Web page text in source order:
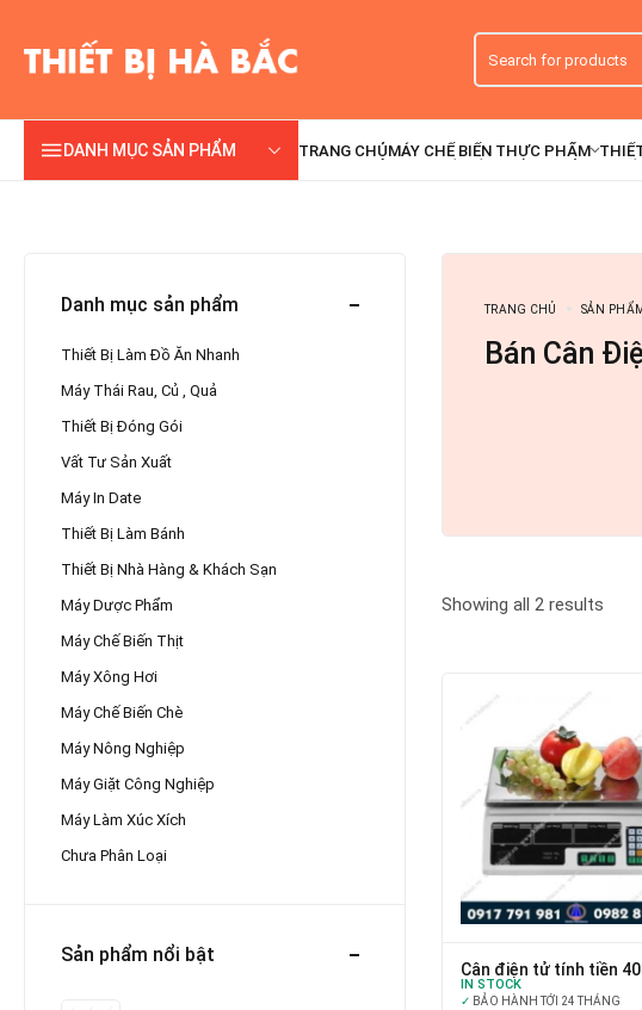
DANH MỤC SẢN PHẨM
Danh mục sản phẩm
Thiết Bị Làm Đồ Ăn Nhanh
Máy Thái Rau, Củ , Quả
Thiết Bị Đóng Gói
Vất Tư Sản Xuất
Máy In Date
Thiết Bị Làm Bánh
Thiết Bị Nhà Hàng & Khách Sạn
Máy Dược Phẩm
Máy Chế Biến Thịt
Máy Xông Hơi
Máy Chế Biến Chè
Máy Nông Nghiệp
Máy Giặt Công Nghiệp
Máy Làm Xúc Xích
Chưa Phân Loại
Sản phẩm nổi bật
TRANG CHỦ SẢN
Bán Cân
Showing all 2 results
Cân điện tử tính tiền
IN STOCK
✓ BẢO HÀNH TỚI 24 THÁNG